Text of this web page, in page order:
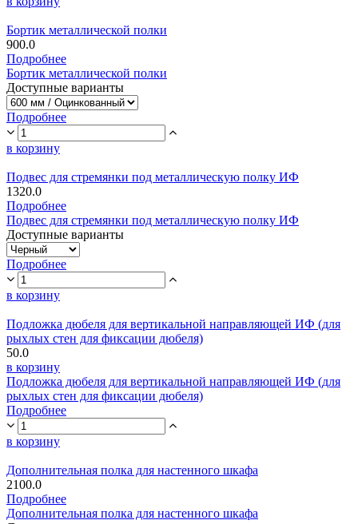
Бортик металлической полки
900.0
Подробнее
Бортик металлической полки
Доступные варианты
Подробнее
в корзину
Подвес для стремянки под металлическую полку ИФ
1320.0
Подробнее
Подвес для стремянки под металлическую полку ИФ
Доступные варианты
Подробнее
в корзину
Подложка дюбеля для вертикальной направляющей ИФ (для
рыхлых стен для фиксации дюбеля)
50.0
в корзину
Подложка дюбеля для вертикальной направляющей ИФ (для
рыхлых стен для фиксации дюбеля)
Подробнее
в корзину
Дополнительная полка для настенного шкафа
2100.0
Подробнее
Дополнительная полка для настенного шкафа